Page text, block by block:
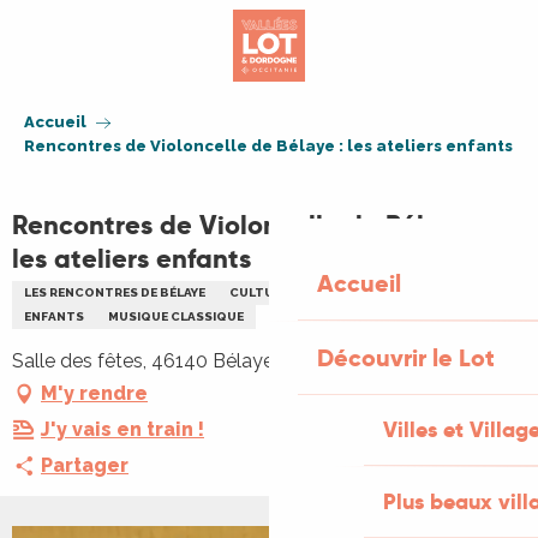
Accueil
Découvrir le Lot
Villes et
Plus beaux
Accueil
Rencontres de Violoncelle de Bélaye : les ateliers enfants
Rencontres de Violoncelle de Bélaye :
les ateliers enfants
LES RENCONTRES DE BÉLAYE CULTURELLE ATELIER
ENFANTS
MUSIQUE CLASSIQUE
Salle des fêtes, 46140 Bélaye
M'y rendre
J'y vais en train !
Partager